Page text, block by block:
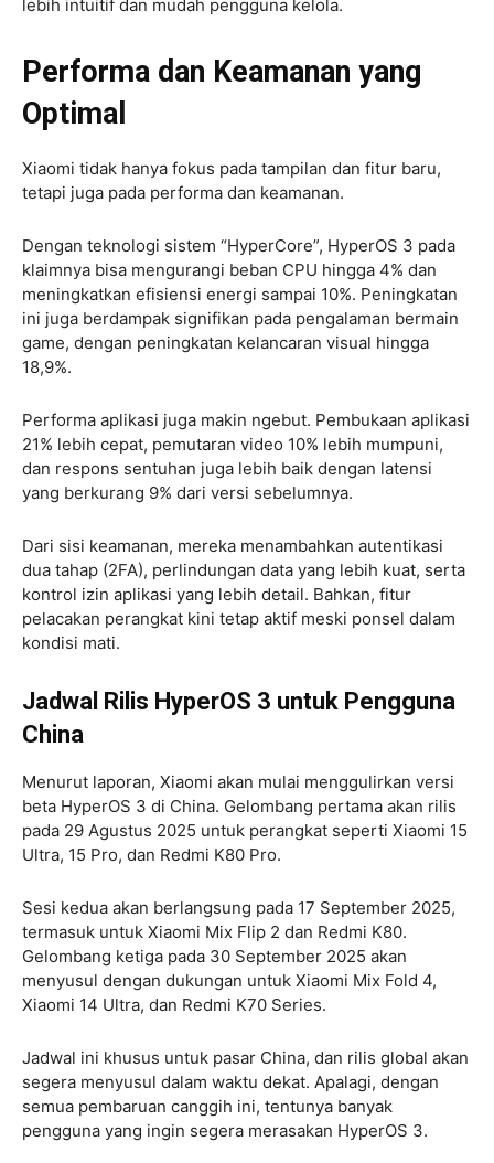
lebih intuitif dan mudah pengguna kelola.
Performa dan Keamanan yang
Optimal
Xiaomi tidak hanya fokus pada tampilan dan fitur baru,
tetapi juga pada performa dan keamanan.
Dengan teknologi sistem “HyperCore”, HyperOS 3 pada
klaimnya bisa mengurangi beban CPU hingga 4% dan
meningkatkan efisiensi energi sampai 10%. Peningkatan
ini juga berdampak signifikan pada pengalaman bermain
game, dengan peningkatan kelancaran visual hingga
18,9%.
Performa aplikasi juga makin ngebut. Pembukaan aplikasi
21% lebih cepat, pemutaran video 10% lebih mumpuni,
dan respons sentuhan juga lebih baik dengan latensi
yang berkurang 9% dari versi sebelumnya.
Dari sisi keamanan, mereka menambahkan autentikasi
dua tahap (2FA), perlindungan data yang lebih kuat, serta
kontrol izin aplikasi yang lebih detail. Bahkan, fitur
pelacakan perangkat kini tetap aktif meski ponsel dalam
kondisi mati.
Jadwal Rilis HyperOS 3 untuk Pengguna
China
Menurut laporan, Xiaomi akan mulai menggulirkan versi
beta HyperOS 3 di China. Gelombang pertama akan rilis
pada 29 Agustus 2025 untuk perangkat seperti Xiaomi 15
Ultra, 15 Pro, dan Redmi K80 Pro.
Sesi kedua akan berlangsung pada 17 September 2025,
termasuk untuk Xiaomi Mix Flip 2 dan Redmi K80.
Gelombang ketiga pada 30 September 2025 akan
menyusul dengan dukungan untuk Xiaomi Mix Fold 4,
Xiaomi 14 Ultra, dan Redmi K70 Series.
Jadwal ini khusus untuk pasar China, dan rilis global akan
segera menyusul dalam waktu dekat. Apalagi, dengan
semua pembaruan canggih ini, tentunya banyak
pengguna yang ingin segera merasakan HyperOS 3.